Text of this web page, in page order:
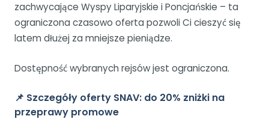
zachwycające Wyspy Liparyjskie i Poncjańskie – ta
ograniczona czasowo oferta pozwoli Ci cieszyć się
latem dłużej za mniejsze pieniądze.
Dostępność wybranych rejsów jest ograniczona.
📌 Szczegóły oferty SNAV: do 20% zniżki na
przeprawy promowe